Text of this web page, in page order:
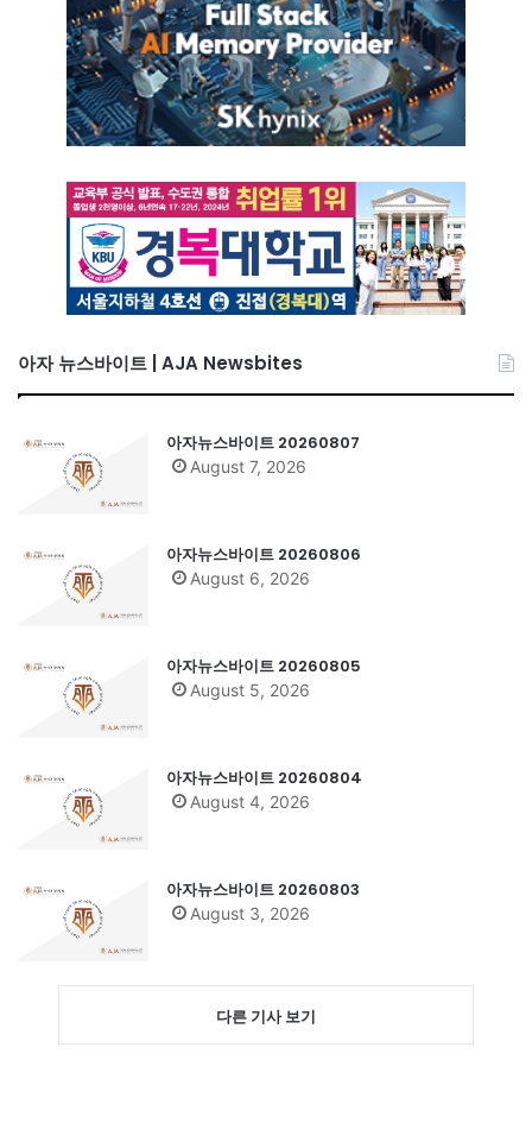
아자 뉴스바이트 | AJA Newsbites
아자뉴스바이트 20260807
August 7, 2026
아자뉴스바이트 20260806
August 6, 2026
아자뉴스바이트 20260805
August 5, 2026
아자뉴스바이트 20260804
August 4, 2026
아자뉴스바이트 20260803
August 3, 2026
다른 기사 보기